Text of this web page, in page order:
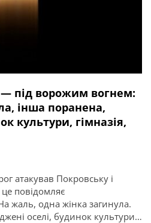
під ворожим вогнем:
інша поранена,
культури, гімназія,
атакував Покровську і
повідомляє
жаль, одна жінка загинула.
оселі, будинок культури,